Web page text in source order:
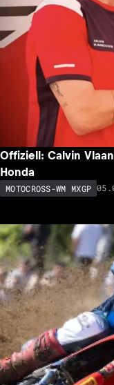
Offiziell: Calvin
Honda
MOTOCROSS-WM MXGP